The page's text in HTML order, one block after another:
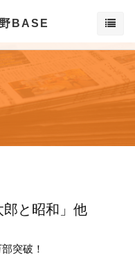
BASE
と昭和」他
突破！